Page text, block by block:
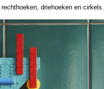
driehoeken en cirkels.